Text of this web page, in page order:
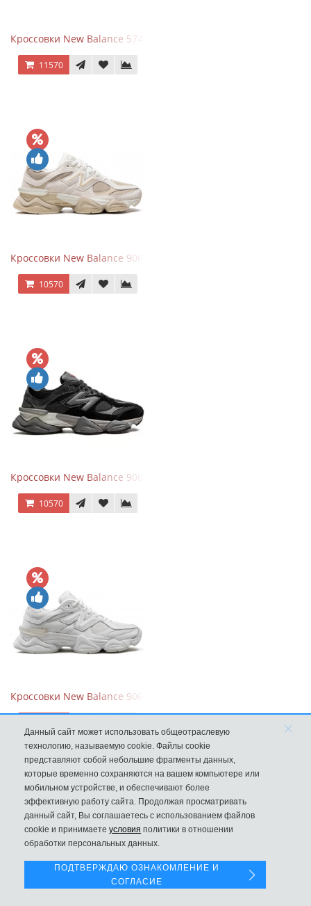
Кроссовки New Balance 574 Triple Black Leather
11570
Кроссовки New Balance 9060 Beige White
10570
Кроссовки New Balance 9060 Black Castlerock
10570
Кроссовки New Balance 9060 Triple White
Данный сайт может использовать общеотраслевую
технологию, называемую cookie. Файлы cookie
представляют собой небольшие фрагменты данных,
которые временно сохраняются на вашем компьютере или
мобильном устройстве, и обеспечивают более
эффективную работу сайта. Продолжая просматривать
данный сайт, Вы соглашаетесь с использованием файлов
cookie и принимаете условия политики в отношении
обработки персональных данных.
×
ПОДТВЕРЖДАЮ ОЗНАКОМЛЕНИЕ И
СОГЛАСИЕ